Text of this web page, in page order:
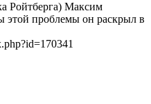
Ройтберга) Максим
проблемы он раскрыл в